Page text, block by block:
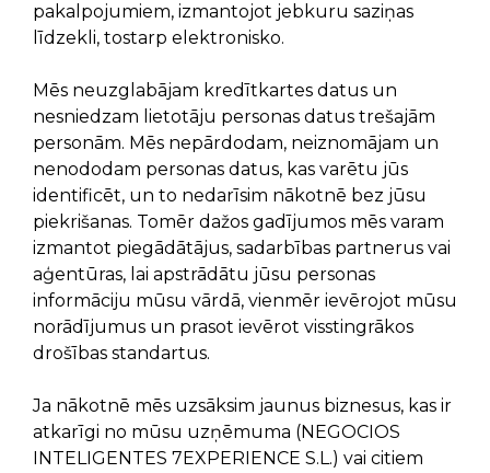
pakalpojumiem, izmantojot jebkuru saziņas
līdzekli, tostarp elektronisko.
Mēs neuzglabājam kredītkartes datus un
nesniedzam lietotāju personas datus trešajām
personām. Mēs nepārdodam, neiznomājam un
nenododam personas datus, kas varētu jūs
identificēt, un to nedarīsim nākotnē bez jūsu
piekrišanas. Tomēr dažos gadījumos mēs varam
izmantot piegādātājus, sadarbības partnerus vai
aģentūras, lai apstrādātu jūsu personas
informāciju mūsu vārdā, vienmēr ievērojot mūsu
norādījumus un prasot ievērot visstingrākos
drošības standartus.
Ja nākotnē mēs uzsāksim jaunus biznesus, kas ir
atkarīgi no mūsu uzņēmuma (NEGOCIOS
INTELIGENTES 7EXPERIENCE S.L.) vai citiem